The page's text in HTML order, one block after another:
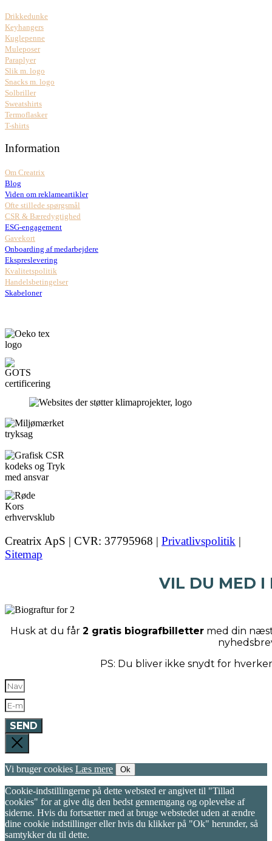
Drikkedunke
Keyhangers
Kuglepenne
Muleposer
Paraplyer
Slik m. logo
Snacks m. logo
Solbriller
Sweatshirts
Termoflasker
T-shirts
Information
Om Creatrix
Blog
Viden om reklameartikler
Ofte stillede spørgsmål
CSR & Bæredygtighed
ESG-engagement
Gavekort
Onboarding af medarbejdere
Ekspreslevering
Kvalitetspolitik
Handelsbetingelser
Skabeloner
Creatrix ApS | CVR: 37795968 | Privatlivspolitik |
Sitemap
VIL DU MED I
Husk at du får 2 gratis biografbillettermed din
PS: Du bliver ikke snydt for
SEND
Vi bruger cookies Læs mere Ok
Cookie-indstillingerne på dette websted er angivet til "Tillad
cookies" for at give dig den bedst gennemgang og oplevelse af
siderne. Hvis du fortsætter med at bruge webstedet uden at ændre
dine cookie indstillinger eller hvis du klikker på "Ok" herunder, så
samtykker du til dette.